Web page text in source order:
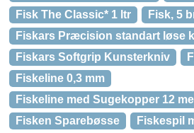
Fisk The Classic* 1 ltr
Fisk, 5
Fiskars Præcision standart løse
Fiskars Softgrip Kunsterkniv
Fiskeline 0,3 mm
Fiskeline med Sugekopper 12
Fisken Sparebøsse
Fiskespil